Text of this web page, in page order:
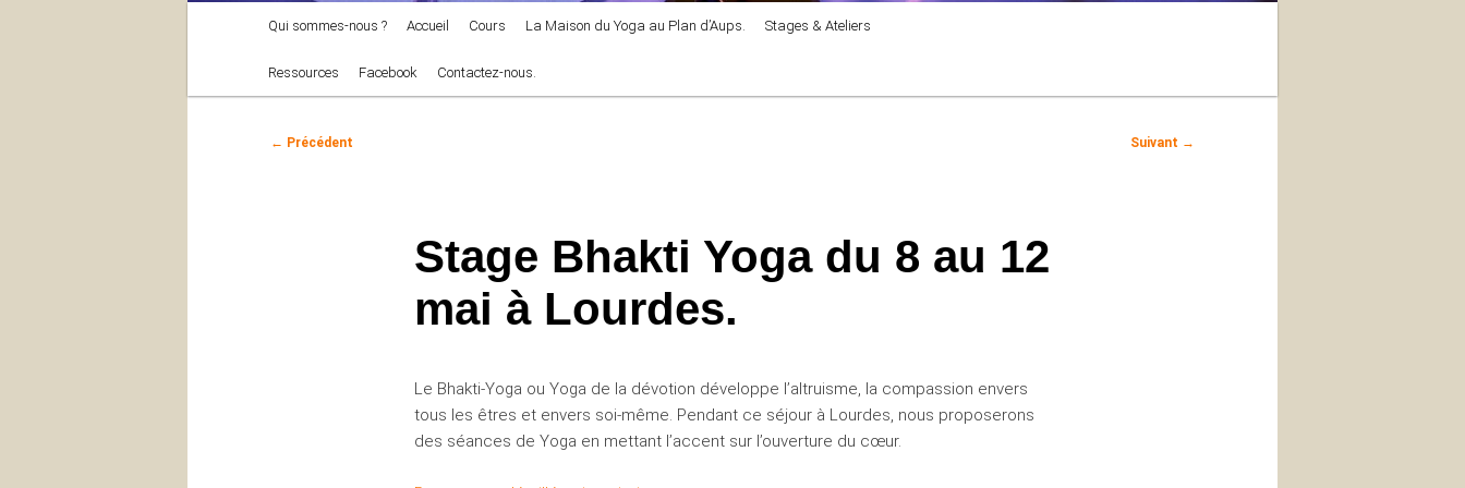
Qui sommes-nous ? Accueil Cours La Maison du Yoga au Plan d’Aups. Stages & Ateliers
Ressources Facebook Contactez-nous.
Navigation
← Précédent Suivant →
Stage Bhakti Yoga du 8 au 12
mai à Lourdes.
Le Bhakti-Yoga ou Yoga de la dévotion développe l’altruisme, la compassion envers
tous les êtres et envers soi-même. Pendant ce séjour à Lourdes, nous proposerons
des séances de Yoga en mettant l’accent sur l’ouverture du cœur.